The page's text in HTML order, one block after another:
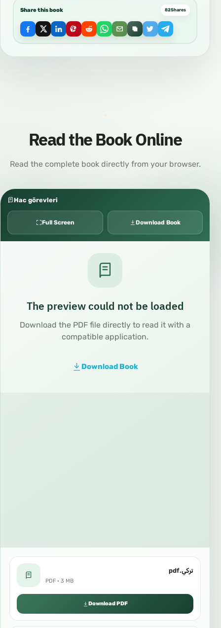
Share this book 82Shares
Read the Book Online
Read the complete book directly from your browser.
Hac görevleri
Full Screen Download Book
The preview could not be loaded
Download the PDF file directly to read it with a
compatible application.
Download Book
تركي.pdf
PDF · 3 MB
Download PDF